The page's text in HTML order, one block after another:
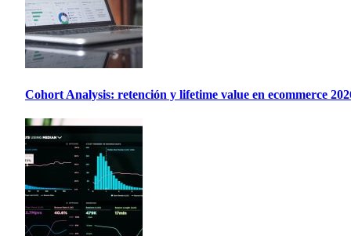
Cohort Analysis: retención y lifetime value en ecommerce